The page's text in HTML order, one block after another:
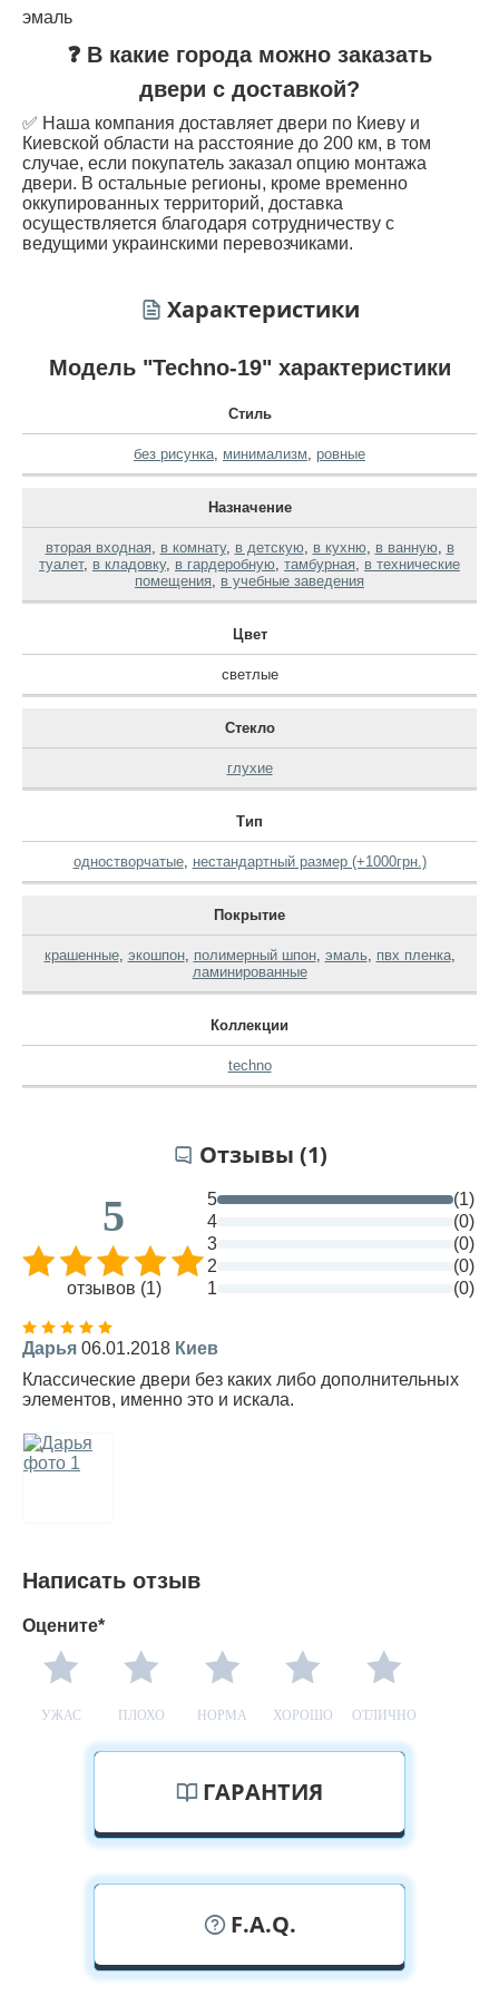
эмаль
❓ В какие города можно заказать
двери с доставкой?
✅ Наша компания доставляет двери по Киеву и
Киевской области на расстояние до 200 км, в том
случае, если покупатель заказал опцию монтажа
двери. В остальные регионы, кроме временно
оккупированных территорий, доставка
осуществляется благодаря сотрудничеству с
ведущими украинскими перевозчиками.
Характеристики
Модель "Techno-19" характеристики
Стиль
без рисунка, минимализм, ровные
Назначение
вторая входная, в комнату, в детскую, в кухню, в ванную, в
туалет, в кладовку, в гардеробную, тамбурная, в технические
помещения, в учебные заведения
Цвет
светлые
Стекло
глухие
Тип
одностворчатые, нестандартный размер (+1000грн.)
Покрытие
крашенные, экошпон, полимерный шпон, эмаль, пвх пленка,
ламинированные
Коллекции
techno
Отзывы (1)
5
отзывов (1)
5
(1)
4
(0)
3
(0)
2
(0)
1
(0)
Дарья 06.01.2018 Киев
Классические двери без каких либо дополнительных
элементов, именно это и искала.
Написать отзыв
Оцените*
УЖАС ПЛОХО НОРМА ХОРОШО ОТЛИЧНО
ГАРАНТИЯ
F.A.Q.